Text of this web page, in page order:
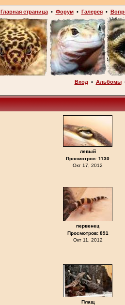
Главная страница• Форум• Галерея•
Вход • Альбомы
левый
Просмотров: 1130
Окт 17, 2012
первенец
Просмотров: 891
Окт 11, 2012
Плащ